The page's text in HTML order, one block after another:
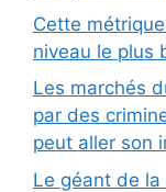
Cette
niveau le plus
Les marchés
par des
peut aller son
Le géant de la